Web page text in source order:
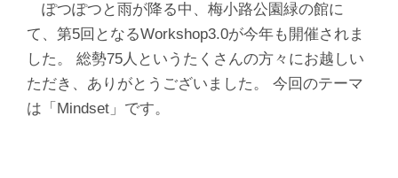
ぽつぽつと雨が降る中、梅小路公園緑の館に
て、第5回となるWorkshop3.0が今年も開催されま
した。 総勢75人というたくさんの方々にお越しい
ただき、ありがとうございました。 今回のテーマ
は「Mindset」です。